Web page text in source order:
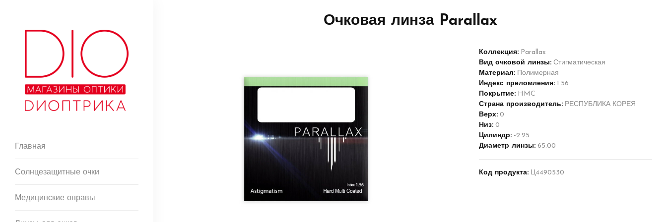
Главная
Солнцезащитные очки
Медицинские оправы
Очковая линза Parallax
Коллекция: Parallax
Вид очковой линзы: Стигматическая
Материал: Полимерная
Индекс преломления: 1.56
Покрытие: HMC
Страна производитель: РЕСПУБЛИКА КОРЕЯ
Верх: 0
Низ: 0
Цилиндр: -2.25
Диаметр линзы: 65.00
Код продукта: Ц4490530